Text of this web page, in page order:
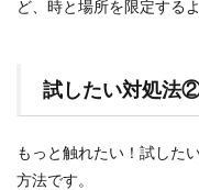
ど、時と場所を限定する
試したい対処法
もっと触れたい！試した
方法です。